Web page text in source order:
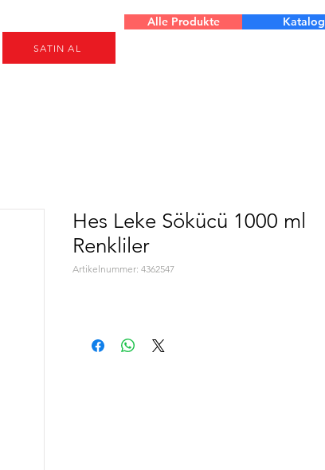
Projeler Genel
SATIN AL
Alle Produkte Katalog
Hes Leke Sökücü 1000 ml
Renkliler
Artikelnummer: 4362547